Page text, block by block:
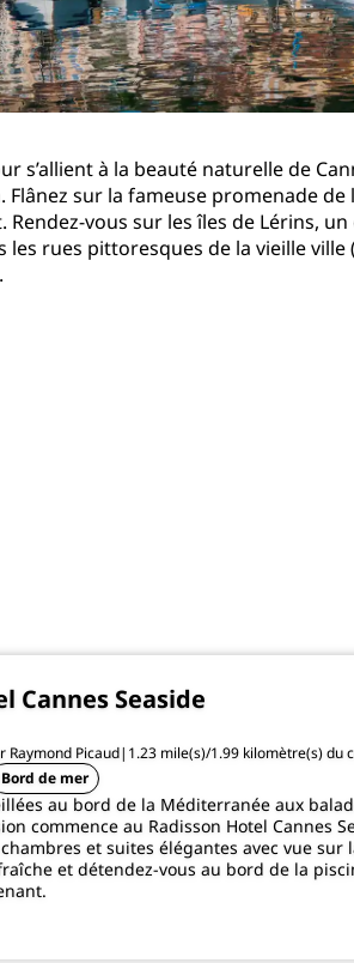
Demander un devis
Pour les événements
Solutions d’entreprise
Rechercher des vols
Rechercher des vols
s’allient à la beauté naturelle de
sur la fameuse promenade
Rendez-vous sur les îles de Lérins,
les rues pittoresques de la vieille
Cannes Seaside
Raymond Picaud| 1.23 mile(s)/1.99 kilomètre(s) du
Bord de mer
au bord de la Méditerranée aux
commence au Radisson Hotel Cannes
et suites élégantes avec vue sur
et détendez-vous au bord de la